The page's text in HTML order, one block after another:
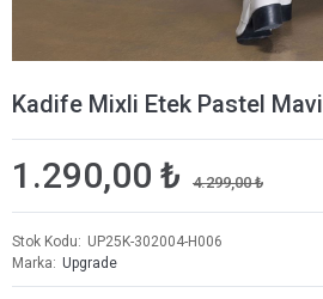
Kadife Mixli Etek Pastel Mavi
1.290,00 ₺ 4.299,00 ₺
Stok Kodu
UP25K-302004-H006
Marka
Upgrade